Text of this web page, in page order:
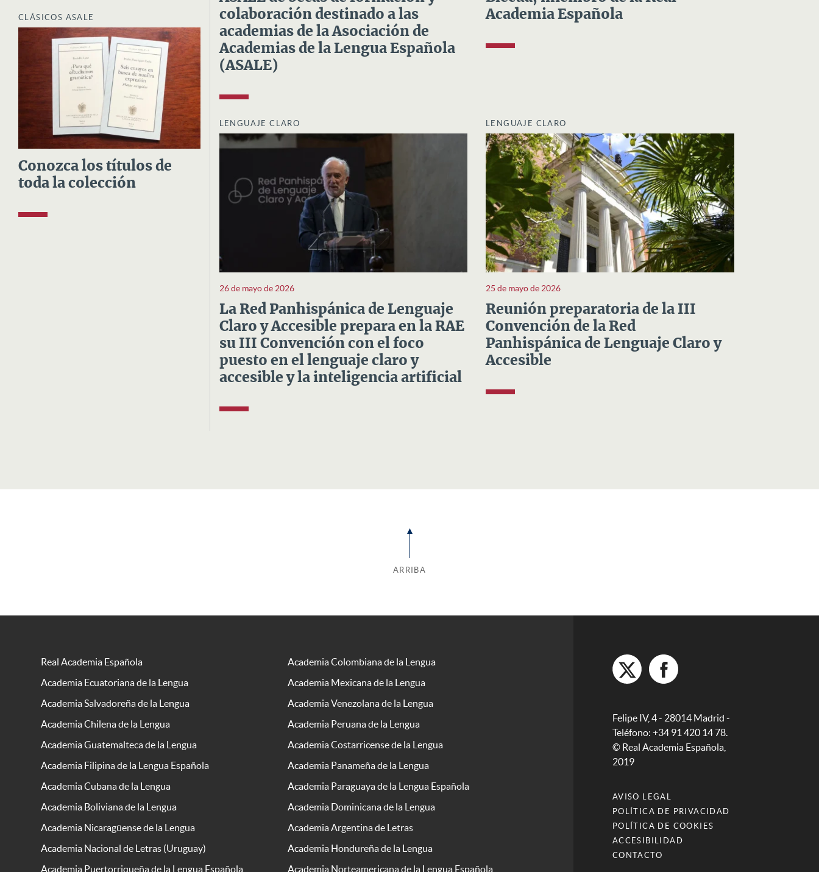
CLÁSICOS ASALE
Conozca los títulos de
toda la colección
colaboración destinado a las
academias de la Asociación de
Academias de la Lengua Española
(ASALE)
Academia Española
LENGUAJE CLARO
26 de mayo de 2026
La Red Panhispánica de Lenguaje
Claro y Accesible prepara en la RAE
su III Convención con el foco
puesto en el lenguaje claro y
accesible y la inteligencia artificial
LENGUAJE CLARO
25 de mayo de 2026
Reunión preparatoria de la III
Convención de la Red
Panhispánica de Lenguaje Claro y
Accesible
ARRIBA
Real Academia Española
Academia Colombiana de la Lengua
Academia Ecuatoriana de la Lengua
Academia Mexicana de la Lengua
Academia Salvadoreña de la Lengua
Academia Venezolana de la Lengua
Academia Chilena de la Lengua
Academia Peruana de la Lengua
Academia Guatemalteca de la Lengua
Academia Costarricense de la Lengua
Academia Filipina de la Lengua Española
Academia Panameña de la Lengua
Academia Cubana de la Lengua
Academia Paraguaya de la Lengua Española
Academia Boliviana de la Lengua
Academia Dominicana de la Lengua
Academia Nicaragüense de la Lengua
Academia Argentina de Letras
Academia Nacional de Letras (Uruguay)
Academia Hondureña de la Lengua
Academia Puertorriqueña de la Lengua Española
Academia Norteamericana de la Lengua Española
Felipe IV, 4 - 28014 Madrid -
Teléfono: +34 91 420 14 78.
© Real Academia Española,
2019
AVISO LEGAL
POLÍTICA DE PRIVACIDAD
POLÍTICA DE COOKIES
ACCESIBILIDAD
CONTACTO